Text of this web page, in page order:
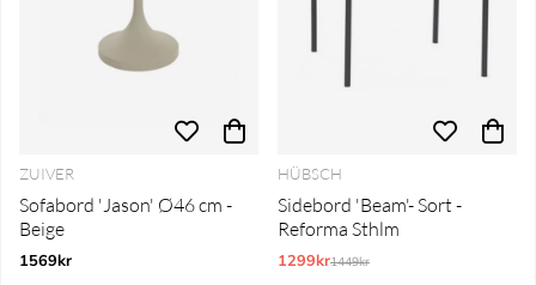
ZUIVER
Sofabord 'Jason' Ø46 cm -
Beige
1569kr
HÜBSCH
Sidebord 'Beam'- Sort -
Reforma Sthlm
1299krNormalpris:
1449kr